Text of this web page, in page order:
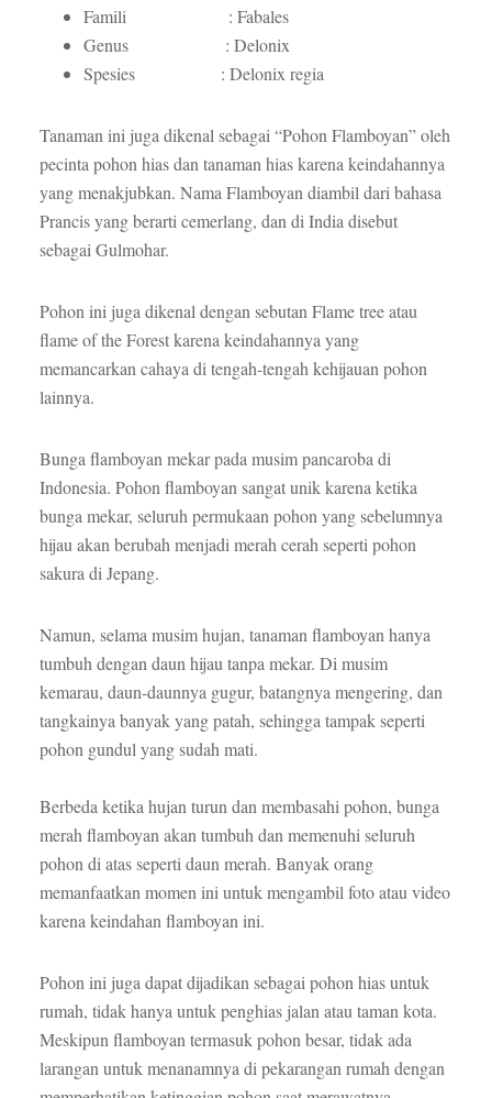
Famili : Fabales
Genus : Delonix
Spesies : Delonix regia
Tanaman ini juga dikenal sebagai “Pohon Flamboyan” oleh
pecinta pohon hias dan tanaman hias karena keindahannya
yang menakjubkan. Nama Flamboyan diambil dari bahasa
Prancis yang berarti cemerlang, dan di India disebut
sebagai Gulmohar.
Pohon ini juga dikenal dengan sebutan Flame tree atau
flame of the Forest karena keindahannya yang
memancarkan cahaya di tengah-tengah kehijauan pohon
lainnya.
Bunga flamboyan mekar pada musim pancaroba di
Indonesia. Pohon flamboyan sangat unik karena ketika
bunga mekar, seluruh permukaan pohon yang sebelumnya
hijau akan berubah menjadi merah cerah seperti pohon
sakura di Jepang.
Namun, selama musim hujan, tanaman flamboyan hanya
tumbuh dengan daun hijau tanpa mekar. Di musim
kemarau, daun-daunnya gugur, batangnya mengering, dan
tangkainya banyak yang patah, sehingga tampak seperti
pohon gundul yang sudah mati.
Berbeda ketika hujan turun dan membasahi pohon, bunga
merah flamboyan akan tumbuh dan memenuhi seluruh
pohon di atas seperti daun merah. Banyak orang
memanfaatkan momen ini untuk mengambil foto atau video
karena keindahan flamboyan ini.
Pohon ini juga dapat dijadikan sebagai pohon hias untuk
rumah, tidak hanya untuk penghias jalan atau taman kota.
Meskipun flamboyan termasuk pohon besar, tidak ada
larangan untuk menanamnya di pekarangan rumah dengan